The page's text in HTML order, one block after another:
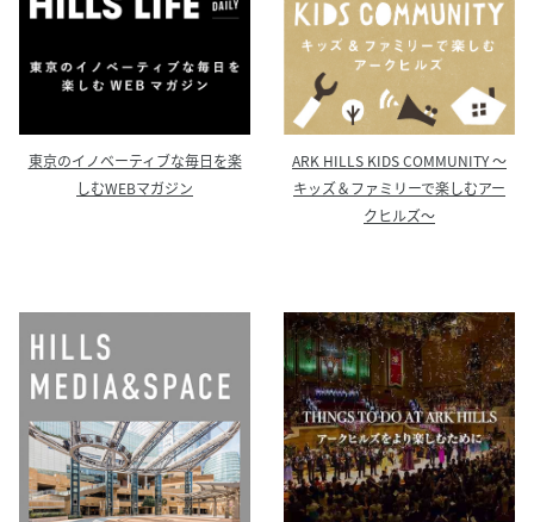
東京のイノベーティブな毎日を楽
しむWEBマガジン
ARK HILLS KIDS COMMUNITY ～
キッズ＆ファミリーで楽しむアー
クヒルズ～